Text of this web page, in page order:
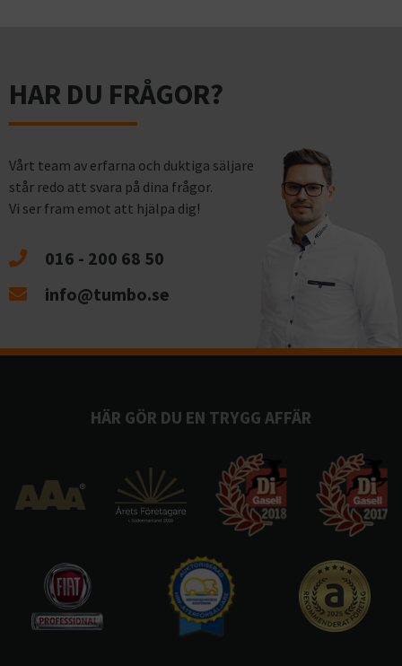
HAR DU FRÅGOR?
Vårt team av erfarna och duktiga säljare
står redo att svara på dina frågor.
Vi ser fram emot att hjälpa dig!
016 - 200 68 50
info@tumbo.se
HÄR GÖR DU EN TRYGG AFFÄR